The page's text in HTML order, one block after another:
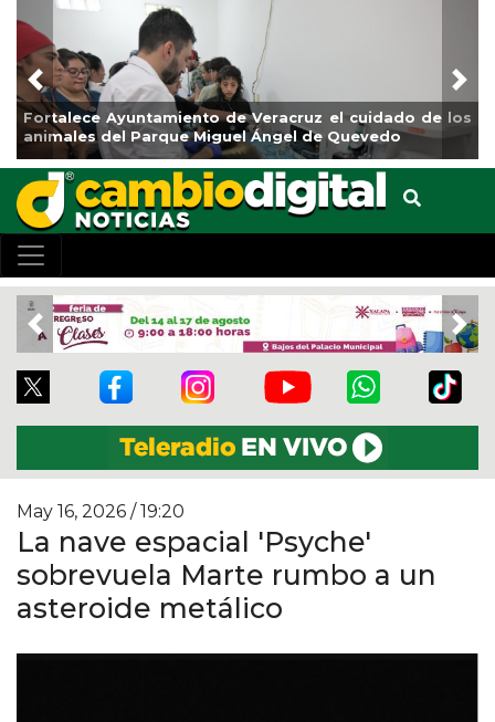
Ayuntamiento de Veracruz el cuidado de los
del Parque Miguel Ángel de Quevedo
La ciudad
de
Previous
Previous
May 16, 2026 / 19:20
La nave espacial 'Psyche'
sobrevuela Marte rumbo a un
asteroide metálico